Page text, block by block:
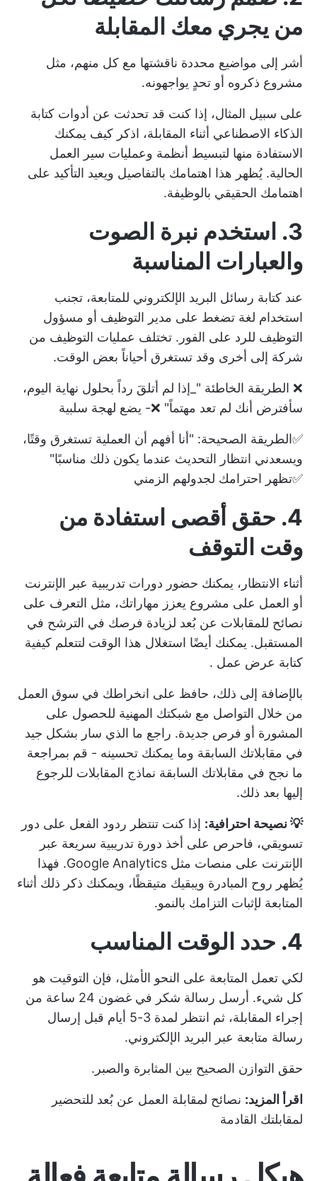
من يجري معك المقابلة
أشر إلى مواضيع محددة ناقشتها مع كل منهم، مثل
مشروع ذكروه أو تحدٍ يواجهونه.
على سبيل المثال، إذا كنت قد تحدثت عن أدوات كتابة
الذكاء الاصطناعي أثناء المقابلة، اذكر كيف يمكنك
الاستفادة منها لتبسيط أنظمة وعمليات سير العمل
الحالية. يُظهر هذا اهتمامك بالتفاصيل ويعيد التأكيد على
اهتمامك الحقيقي بالوظيفة.
3. استخدم نبرة الصوت
والعبارات المناسبة
عند كتابة رسائل البريد الإلكتروني للمتابعة، تجنب
استخدام لغة تضغط على مدير التوظيف أو مسؤول
التوظيف للرد على الفور. تختلف عمليات التوظيف من
شركة إلى أخرى وقد تستغرق أحياناً بعض الوقت.
❌ الطريقة الخاطئة "_إذا لم أتلقَ رداً بحلول نهاية اليوم،
سأفترض أنك لم تعد مهتماً" ❌- يضع لهجة سلبية
✅الطريقة الصحيحة: "أنا أفهم أن العملية تستغرق وقتًا،
ويسعدني انتظار التحديث عندما يكون ذلك مناسبًا"
✅تظهر احترامك لجدولهم الزمني
4. حقق أقصى استفادة من
وقت التوقف
أثناء الانتظار، يمكنك حضور دورات تدريبية عبر الإنترنت
أو العمل على مشروع يعزز مهاراتك، مثل التعرف على
نصائح للمقابلات عن بُعد لزيادة فرصك في الترشح في
المستقبل. يمكنك أيضًا استغلال هذا الوقت لتتعلم كيفية
كتابة عرض عمل .
بالإضافة إلى ذلك، حافظ على انخراطك في سوق العمل
من خلال التواصل مع شبكتك المهنية للحصول على
المشورة أو فرص جديدة. راجع ما الذي سار بشكل جيد
في مقابلاتك السابقة وما يمكنك تحسينه - قم بمراجعة
ما نجح في مقابلاتك السابقة نماذج المقابلات للرجوع
إليها بعد ذلك.
💡 نصيحة احترافية: إذا كنت تنتظر ردود الفعل على دور
تسويقي، فاحرص على أخذ دورة تدريبية سريعة عبر
الإنترنت على منصات مثل Google Analytics. فهذا
يُظهر روح المبادرة ويبقيك متيقظًا، ويمكنك ذكر ذلك أثناء
المتابعة لإثبات التزامك بالنمو.
4. حدد الوقت المناسب
لكي تعمل المتابعة على النحو الأمثل، فإن التوقيت هو
كل شيء. أرسل رسالة شكر في غضون 24 ساعة من
إجراء المقابلة، ثم انتظر لمدة 3-5 أيام قبل إرسال
رسالة متابعة عبر البريد الإلكتروني.
حقق التوازن الصحيح بين المثابرة والصبر.
اقرأ المزيد: نصائح لمقابلة العمل عن بُعد للتحضير
لمقابلتك القادمة